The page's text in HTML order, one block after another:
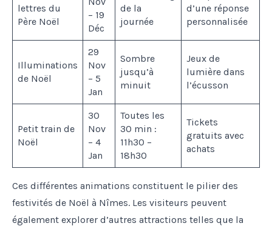
lettres du
Père Noël
– 19
Déc
de la
journée
d’une réponse
personnalisée
Illuminations
de Noël
29
Nov
– 5
Jan
Sombre
jusqu’à
minuit
Jeux de
lumière dans
l’écusson
Petit train de
Noël
30
Nov
– 4
Jan
Toutes les
30 min :
11h30 –
18h30
Tickets
gratuits avec
achats
Ces différentes animations constituent le pilier des
festivités de Noël à Nîmes. Les visiteurs peuvent
également explorer d’autres attractions telles que la